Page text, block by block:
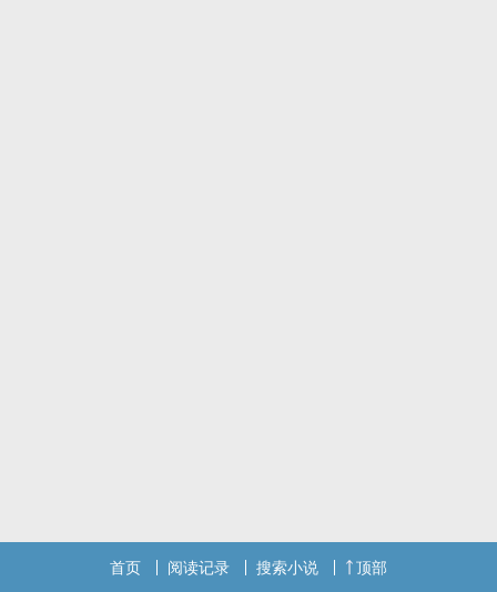
首页 阅读记录 搜索小说 顶部